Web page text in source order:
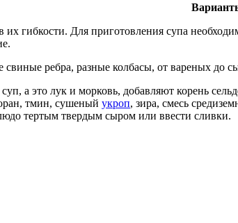
их гибкости. Для приготовления супа
свиные ребра, разные колбасы, от вареных
а это лук и морковь, добавляют корень
тмин, сушеный укроп, зира, смесь
тертым твердым сыром или ввести сливки.